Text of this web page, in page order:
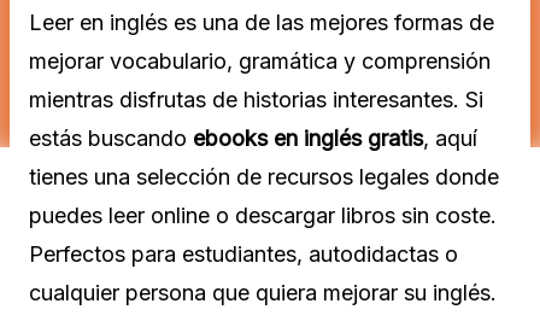
Leer en inglés es una de las mejores formas de
mejorar vocabulario, gramática y comprensión
mientras disfrutas de historias interesantes. Si
estás buscando ebooks en inglés gratis, aquí
tienes una selección de recursos legales donde
puedes leer online o descargar libros sin coste.
Perfectos para estudiantes, autodidactas o
cualquier persona que quiera mejorar su inglés.